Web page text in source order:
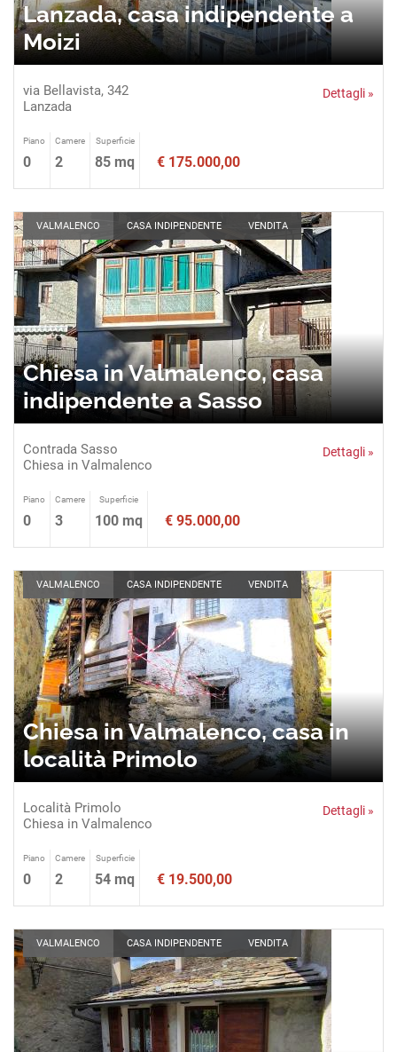
Lanzada, casa indipendente a
Moizi
via Bellavista, 342
Lanzada
Dettagli »
Piano
0
Camere
2
Superficie
85 mq € 175.000,00
VALMALENCO CASA INDIPENDENTE VENDITA
Chiesa in Valmalenco, casa
indipendente a Sasso
Contrada Sasso
Chiesa in Valmalenco
Dettagli »
Piano
0
Camere
3
Superficie
100 mq € 95.000,00
VALMALENCO CASA INDIPENDENTE VENDITA
Chiesa in Valmalenco, casa in
località Primolo
Località Primolo
Chiesa in Valmalenco
Dettagli »
Piano
0
Camere
2
Superficie
54 mq € 19.500,00
VALMALENCO CASA INDIPENDENTE VENDITA